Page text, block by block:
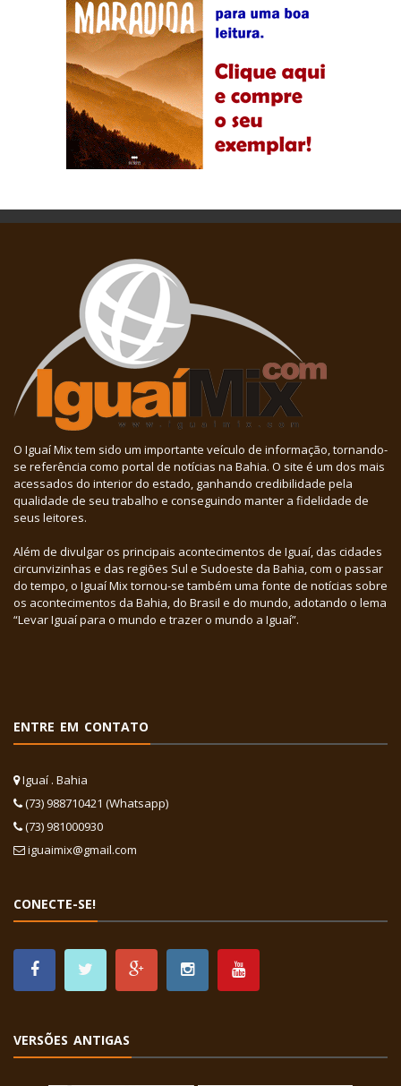
O Iguaí Mix tem sido um importante veículo de informação, tornando-
se referência como portal de notícias na Bahia. O site é um dos mais
acessados do interior do estado, ganhando credibilidade pela
qualidade de seu trabalho e conseguindo manter a fidelidade de
seus leitores.
Além de divulgar os principais acontecimentos de Iguaí, das cidades
circunvizinhas e das regiões Sul e Sudoeste da Bahia, com o passar
do tempo, o Iguaí Mix tornou-se também uma fonte de notícias sobre
os acontecimentos da Bahia, do Brasil e do mundo, adotando o lema
“Levar Iguaí para o mundo e trazer o mundo a Iguaí”.
ENTRE EM CONTATO
Iguaí . Bahia
(73) 988710421 (Whatsapp)
(73) 981000930
iguaimix@gmail.com
CONECTE-SE!
VERSÕES ANTIGAS